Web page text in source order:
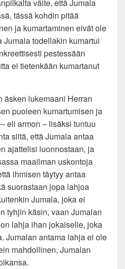
väite, että Jumala
tässä kohdin pitää
ja kumartaminen eivät ole
Jumala todellakin kumartui
pestessään
ei tietenkään kumartanut
äsken lukemaani Herran
puoleen kumartumisen ja
eli armon – lisäksi tuntuu
siitä, että Jumala antaa
ajattelisi luonnostaan, ja
maailman uskontoja
ihmisen täytyy antaa
suorastaan jopa lahjoa
Jumala, joka ei
tyhjin käsin, vaan Jumalan
lahja ihan jokaiselle, joka
Jumalan antama lahja ei ole
mahdollinen, Jumalan